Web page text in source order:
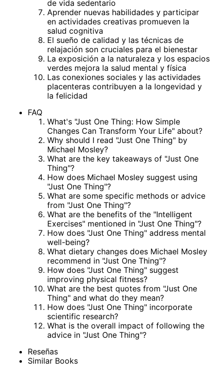
de vida sedentario
Aprender nuevas habilidades y participar
en actividades creativas promueven la
salud cognitiva
El sueño de calidad y las técnicas de
relajación son cruciales para el bienestar
La exposición a la naturaleza y los espacios
verdes mejora la salud mental y física
Las conexiones sociales y las actividades
placenteras contribuyen a la longevidad y
la felicidad
FAQ
What's "Just One Thing: How Simple
Changes Can Transform Your Life" about?
Why should I read "Just One Thing" by
Michael Mosley?
What are the key takeaways of "Just One
Thing"?
How does Michael Mosley suggest using
"Just One Thing"?
What are some specific methods or advice
from "Just One Thing"?
What are the benefits of the "Intelligent
Exercises" mentioned in "Just One Thing"?
How does "Just One Thing" address mental
well-being?
What dietary changes does Michael Mosley
recommend in "Just One Thing"?
How does "Just One Thing" suggest
improving physical fitness?
What are the best quotes from "Just One
Thing" and what do they mean?
How does "Just One Thing" incorporate
scientific research?
What is the overall impact of following the
advice in "Just One Thing"?
Reseñas
Similar Books